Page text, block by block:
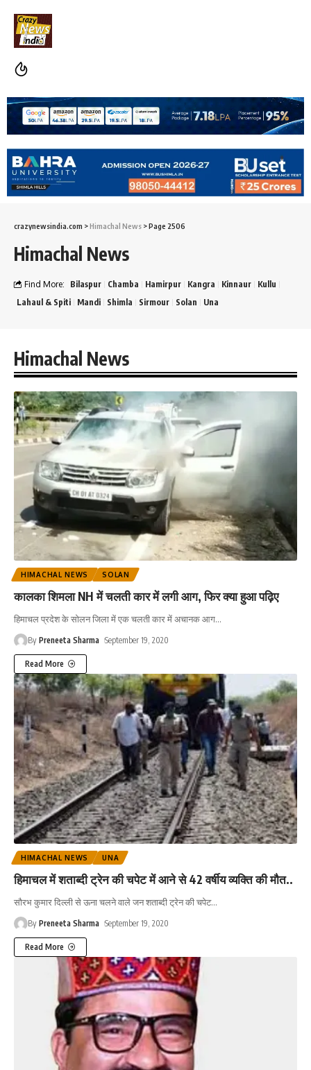
crazynewsindia.com >Himachal News >Page 2506
Himachal News
Find More: Bilaspur Chamba Hamirpur Kangra Kinnaur
Kullu
Lahaul & Spiti
Mandi Shimla Sirmour Solan Una
Himachal News
HIMACHAL NEWS SOLAN
कालका शिमला NH में चलती कार में लगी आग, फिर क्या हुआ पढ़िए
हिमाचल प्रदेश के सोलन जिला में एक चलती कार में अचानक आग…
By Preneeta Sharma September 19, 2020
Read More
HIMACHAL NEWS UNA
हिमाचल में शताब्दी ट्रेन की चपेट में आने से 42 वर्षीय व्यक्ति की मौत..
सौरभ कुमार दिल्ली से ऊना चलने वाले जन शताब्दी ट्रेन की चपेट…
By Preneeta Sharma September 19, 2020
Read More